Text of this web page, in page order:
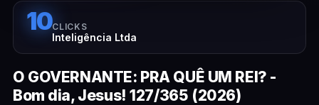
10CLICKS
Inteligência Ltda
O GOVERNANTE: PRA QUÊ UM REI? -
Bom dia, Jesus! 127/365 (2026)